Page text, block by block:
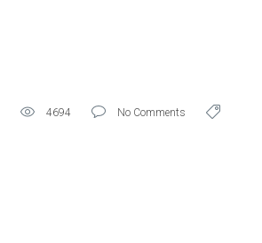
4694
No Comments